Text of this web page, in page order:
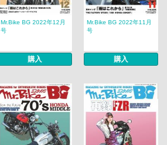
Mr.Bike BG 2022年12月
号
購入
Mr.Bike BG 2022年11月
号
購入